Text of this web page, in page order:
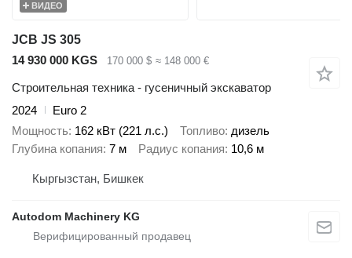
ВИДЕО
JCB JS 305
14 930 000 KGS
170 000 $ ≈ 148 000 €
Строительная техника - гусеничный экскаватор
2024
Euro 2
Мощность 162 кВт (221 л.с.) Топливо дизель
Глубина копания 7 м Радиус копания 10,6 м
Кыргызстан, Бишкек
Autodom Machinery KG